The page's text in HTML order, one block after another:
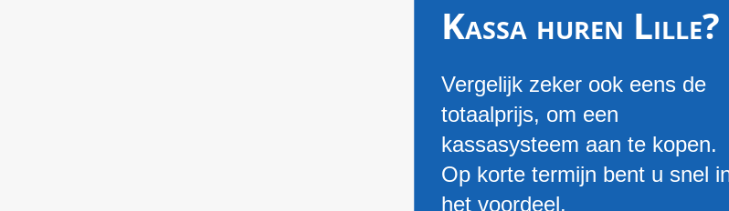
Kassa huren Lille?
Vergelijk zeker ook eens de
totaalprijs, om een
kassasysteem aan te kopen.
Op korte termijn bent u snel
het voordeel.